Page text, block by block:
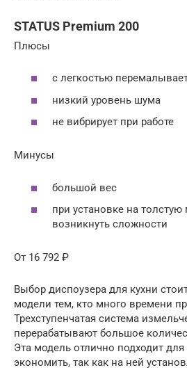
STATUS Premium 200
Плюсы
с легкостью
низкий уровень шума
не вибрирует при работе
Минусы
большой вес
при установке на толстую
возникнуть сложности
От 16 792 ₽
Выбор диспоузера для кухни
модели тем, кто много времени
Трехступенчатая система
перерабатывают большое
Эта модель отлично подходит
экономить, так как на ней